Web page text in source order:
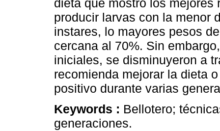
dieta que mostró los mejores
producir larvas con la menor
instares, lo mayores pesos
cercana al 70%. Sin
iniciales, se disminuyeron a
recomienda mejorar la dieta
positivo durante varias
Keywords : Bellotero;
generaciones.